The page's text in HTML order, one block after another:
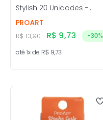
Stylish 20 Unidades -
ProArt
PROART
R$ 13,90 R$ 9,73 -30%
até 1x de R$ 9,73